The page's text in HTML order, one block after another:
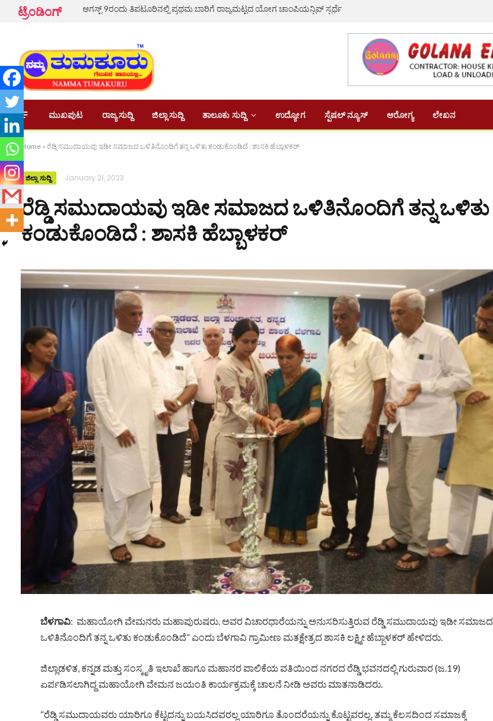
ಟ್ರೆಂಡಿಂಗ್ ಆಗಸ್ಟ್ 9ರಂದು ತಿಪಟೂರಿನಲ್ಲಿ ಪ್ರಥಮ ಬಾರಿಗೆ ರಾಜ್ಯಮಟ್ಟದ ಯೋಗ ಚಾಂಪಿಯನ್ಷಿಪ್ ಸ್ಪರ್ಧೆ
ಮುಖಪುಟ ರಾಜ್ಯ ಸುದ್ದಿ ಜಿಲ್ಲಾ ಸುದ್ದಿ ತಾಲೂಕು ಸುದ್ದಿ ಉದ್ಯೋಗ ಸ್ಪೆಷಲ್ ನ್ಯೂಸ್ ಆರೋಗ್ಯ ಲೇಖನ
Home » ರೆಡ್ಡಿ ಸಮುದಾಯವು ಇಡೀ ಸಮಾಜದ ಒಳಿತಿನೊಂದಿಗೆ ತನ್ನ ಒಳಿತು ಕಂಡುಕೊಂಡಿದೆ : ಶಾಸಕಿ ಹೆಬ್ಬಾಳಕರ್
ಜಿಲ್ಲಾ ಸುದ್ದಿ January 21, 2023
ರೆಡ್ಡಿ ಸಮುದಾಯವು ಇಡೀ ಸಮಾಜದ ಒಳಿತಿನೊಂದಿಗೆ ತನ್ನ ಒಳಿತು
ಕಂಡುಕೊಂಡಿದೆ : ಶಾಸಕಿ ಹೆಬ್ಬಾಳಕರ್
ಬೆಳಗಾವಿ: ಮಹಾಯೋಗಿ ವೇಮನರು ಮಹಾಪುರುಷರು. ಅವರ ವಿಚಾರಧಾರೆಯನ್ನು ಅನುಸರಿಸುತ್ತಿರುವ ರೆಡ್ಡಿ ಸಮುದಾಯವು ಇಡೀ ಸಮಾಜದ
ಒಳಿತಿನೊಂದಿಗೆ ತನ್ನ ಒಳಿತು ಕಂಡುಕೊಂಡಿದೆ” ಎಂದು ಬೆಳಗಾವಿ ಗ್ರಾಮೀಣ ಮತಕ್ಷೇತ್ರದ ಶಾಸಕಿ ಲಕ್ಷ್ಮೀ ಹೆಬ್ಬಾಳಕರ್ ಹೇಳಿದರು.
ಜಿಲ್ಲಾಡಳಿತ, ಕನ್ನಡ ಮತ್ತು ಸಂಸ್ಕೃತಿ ಇಲಾಖೆ ಹಾಗೂ ಮಹಾನರ ಪಾಲಿಕೆಯ ವತಿಯಿಂದ ನಗರದ ರೆಡ್ಡಿ ಭವನದಲ್ಲಿ ಗುರುವಾರ (ಜ.19)
ಏರ್ಪಡಿಸಲಾಗಿದ್ದ ಮಹಾಯೋಗಿ ವೇಮನ ಜಯಂತಿ ಕಾರ್ಯಕ್ರಮಕ್ಕೆ ಚಾಲನೆ ನೀಡಿ ಅವರು ಮಾತನಾಡಿದರು.
“ರೆಡ್ಡಿ ಸಮುದಾಯವರು ಯಾರಿಗೂ ಕೆಟ್ಟದನ್ನು ಬಯಸಿದವರಲ್ಲ ಯಾರಿಗೂ ತೊಂದರೆಯನ್ನು ಕೊಟ್ಟವರಲ್ಲ. ತಮ್ಮ ಕೆಲಸದಿಂದ ಸಮಾಜಕ್ಕೆ